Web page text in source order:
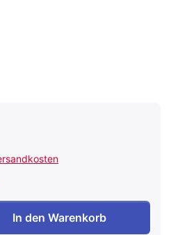
4mm2 / M6 zu CHF
In den Warenkorb